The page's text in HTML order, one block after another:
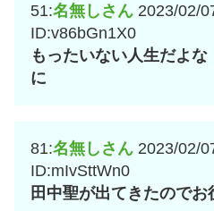
51:名無しさん 2023/02/
ID:v86bGn1X0
もったいない人生だよ
に
81:名無しさん 2023/02/
ID:mIvSttWn0
田中聖が出てきたのでお